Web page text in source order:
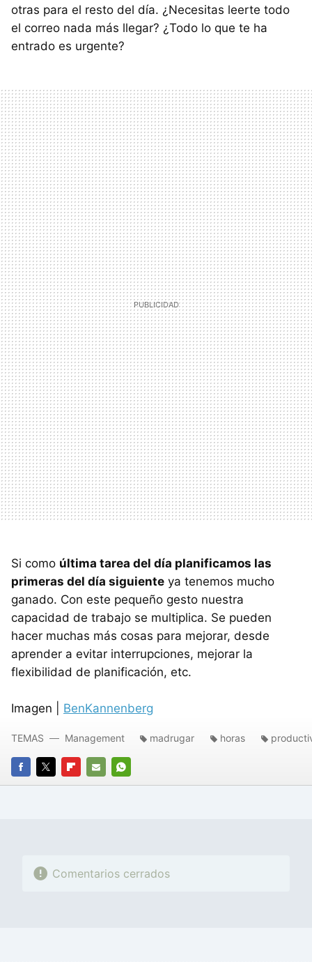
otras para el resto del día. ¿Necesitas leerte todo
el correo nada más llegar? ¿Todo lo que te ha
entrado es urgente?
Si como última tarea del día planificamos las
primeras del día siguiente ya tenemos mucho
ganado. Con este pequeño gesto nuestra
capacidad de trabajo se multiplica. Se pueden
hacer muchas más cosas para mejorar, desde
aprender a evitar interrupciones, mejorar la
flexibilidad de planificación, etc.
Imagen | BenKannenberg
FACEBOOK
TWITTERFLIPBOARD
E-
WHATSAPP
TEMAS Management madrugar horas
Comentarios cerrados